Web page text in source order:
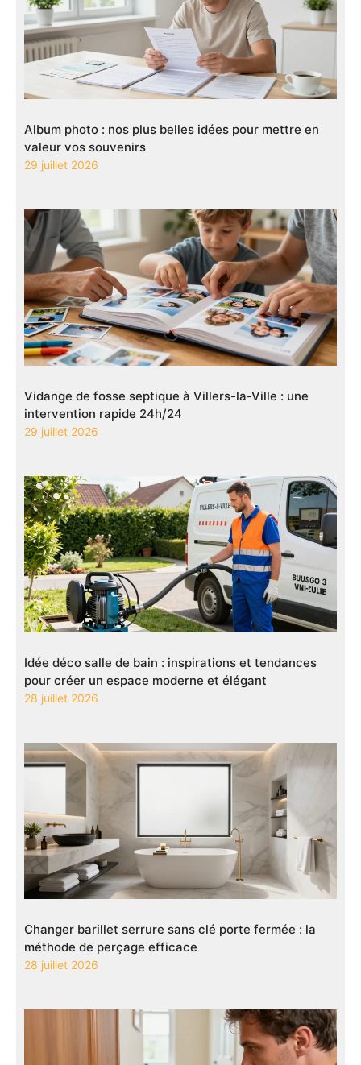
Album photo : nos plus belles idées pour mettre en
valeur vos souvenirs
29 juillet 2026
Vidange de fosse septique à Villers-la-Ville : une
intervention rapide 24h/24
29 juillet 2026
Idée déco salle de bain : inspirations et tendances
pour créer un espace moderne et élégant
28 juillet 2026
Changer barillet serrure sans clé porte fermée : la
méthode de perçage efficace
28 juillet 2026